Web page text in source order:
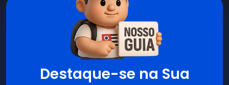
Destaque-se na Sua